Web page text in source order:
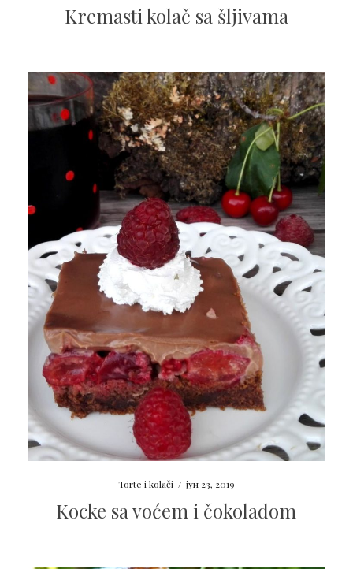
Kremasti kolač sa šljivama
Torte i kolači / јун 23, 2019
Kocke sa voćem i čokoladom